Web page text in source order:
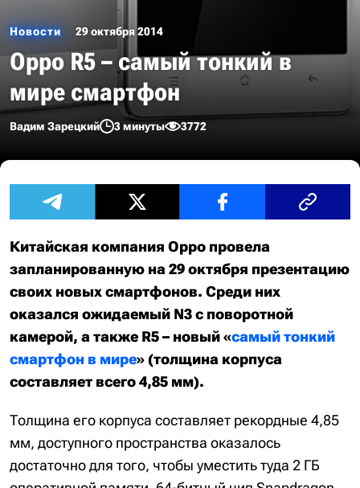
Новости 29 октября 2014
Oppo R5 – самый тонкий в
мире смартфон
Вадим Зарецкий 3 минуты 3772
Китайская компания Oppo провела
запланированную на 29 октября презентацию
своих новых смартфонов. Среди них
оказался ожидаемый N3 с поворотной
камерой, а также R5 – новый «самый тонкий
смартфон в мире» (толщина корпуса
составляет всего 4,85 мм).
Толщина его корпуса составляет рекордные 4,85
мм, доступного пространства оказалось
достаточно для того, чтобы уместить туда 2 ГБ